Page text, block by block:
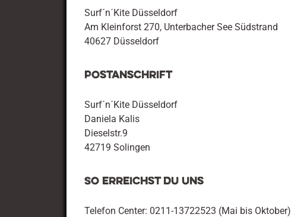
Surf´n´Kite Düsseldorf
Am Kleinforst 270, Unterbacher See Südstrand
40627 Düsseldorf
Postanschrift
Surf´n´Kite Düsseldorf
Daniela Kalis
Dieselstr.9
42719 Solingen
So erreichst du uns
Telefon Center: 0211-13722523 (Mai bis Oktober)